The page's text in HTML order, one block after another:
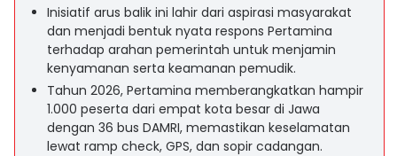
Inisiatif arus balik ini lahir dari aspirasi masyarakat
dan menjadi bentuk nyata respons Pertamina
terhadap arahan pemerintah untuk menjamin
kenyamanan serta keamanan pemudik.
Tahun 2026, Pertamina memberangkatkan hampir
1.000 peserta dari empat kota besar di Jawa
dengan 36 bus DAMRI, memastikan keselamatan
lewat ramp check, GPS, dan sopir cadangan.